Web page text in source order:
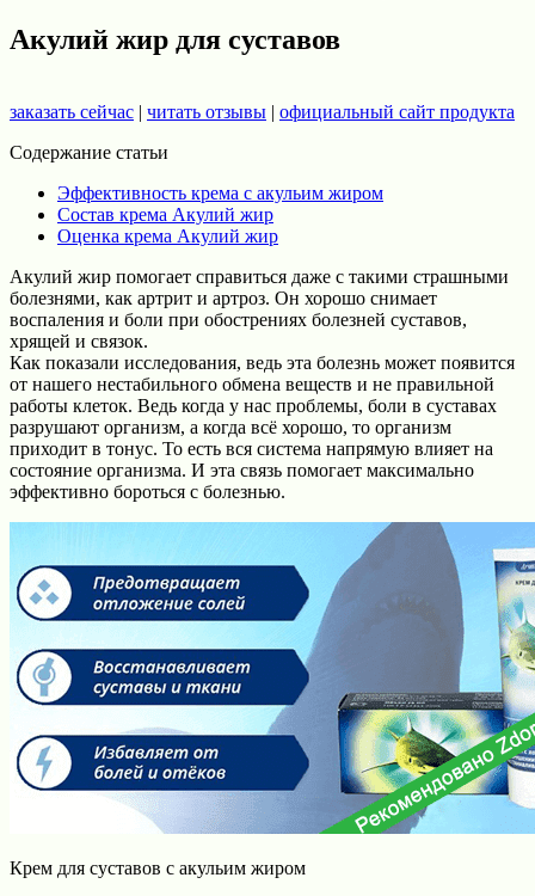
Акулий жир для суставов
заказать сейчас | читать отзывы | официальный сайт продукта
Содержание статьи
Эффективность крема с акульим жиром
Состав крема Акулий жир
Оценка крема Акулий жир
Акулий жир помогает справиться даже с такими страшными
болезнями, как артрит и артроз. Он хорошо снимает
воспаления и боли при обострениях болезней суставов,
хрящей и связок.
Как показали исследования, ведь эта болезнь может появится
от нашего нестабильного обмена веществ и не правильной
работы клеток. Ведь когда у нас проблемы, боли в суставах
разрушают организм, а когда всё хорошо, то организм
приходит в тонус. То есть вся система напрямую влияет на
состояние организма. И эта связь помогает максимально
эффективно бороться с болезнью.
Крем для суставов с акульим жиром